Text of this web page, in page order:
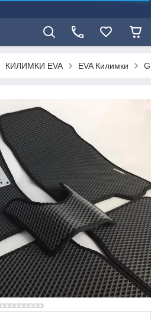
КИЛИМКИ EVA EVA Килимки